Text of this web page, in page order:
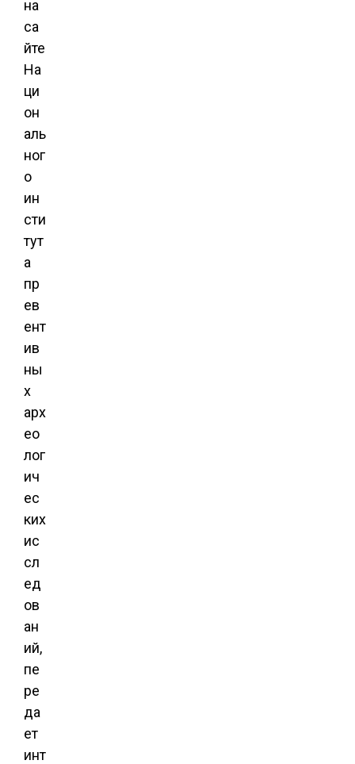
на
са
йте
На
ци
он
аль
ног
о
ин
сти
тут
а
пр
ев
ент
ив
ны
х
арх
ео
лог
ич
ес
ких
ис
сл
ед
ов
ан
ий,
пе
ре
да
ет
инт